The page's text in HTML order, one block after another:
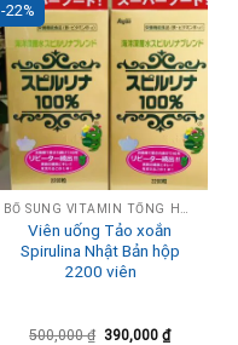
-22%
BỔ SUNG VITAMIN TỔNG HỢP HÀNG NGÀY
Viên uống Tảo xoắn
Spirulina Nhật Bản hộp
2200 viên
500,000₫ 390,000 ₫